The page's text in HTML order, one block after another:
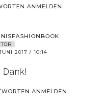
ANMELDEN
2017 / 10:14
ANMELDEN